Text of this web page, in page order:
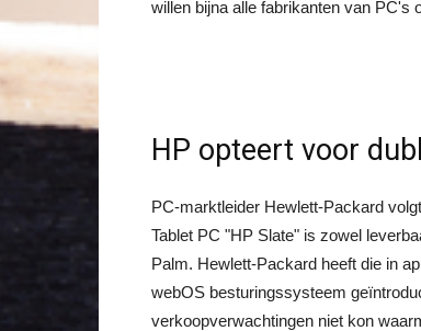
willen bijna alle fabrikanten van PC's
HP opteert voor
PC-marktleider Hewlett-Packard
Tablet PC "HP Slate" is zowel
Palm. Hewlett-Packard heeft die in
webOS besturingssysteem
verkoopverwachtingen niet kon